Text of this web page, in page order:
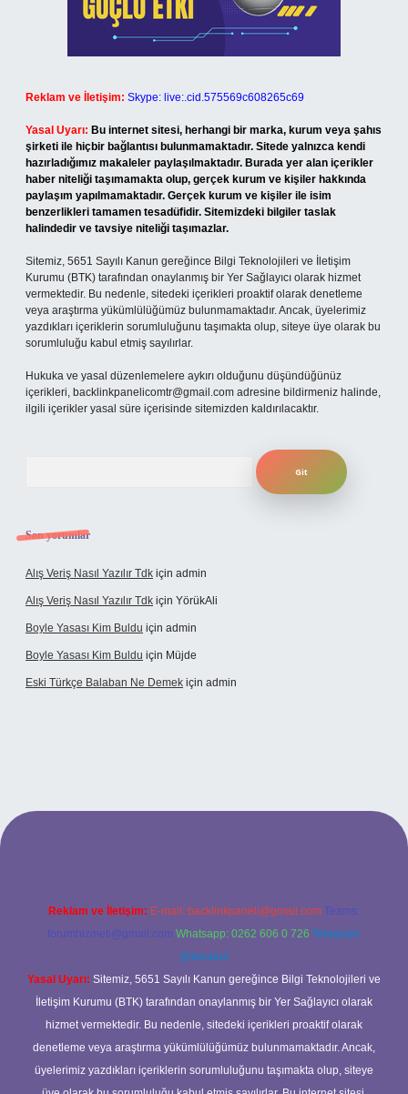
Reklam ve İletişim: Skype: live:.cid.575569c608265c69
Yasal Uyarı: Bu internet sitesi, herhangi bir marka, kurum veya şahıs
şirketi ile hiçbir bağlantısı bulunmamaktadır. Sitede yalnızca kendi
hazırladığımız makaleler paylaşılmaktadır. Burada yer alan içerikler
haber niteliği taşımamakta olup, gerçek kurum ve kişiler hakkında
paylaşım yapılmamaktadır. Gerçek kurum ve kişiler ile isim
benzerlikleri tamamen tesadüfidir. Sitemizdeki bilgiler taslak
halindedir ve tavsiye niteliği taşımazlar.
Sitemiz, 5651 Sayılı Kanun gereğince Bilgi Teknolojileri ve İletişim
Kurumu (BTK) tarafından onaylanmış bir Yer Sağlayıcı olarak hizmet
vermektedir. Bu nedenle, sitedeki içerikleri proaktif olarak denetleme
veya araştırma yükümlülüğümüz bulunmamaktadır. Ancak, üyelerimiz
yazdıkları içeriklerin sorumluluğunu taşımakta olup, siteye üye olarak bu
sorumluluğu kabul etmiş sayılırlar.
Hukuka ve yasal düzenlemelere aykırı olduğunu düşündüğünüz
içerikleri, backlinkpanelicomtr@gmail.com adresine bildirmeniz halinde,
ilgili içerikler yasal süre içerisinde sitemizden kaldırılacaktır.
Son yorumlar
Alış Veriş Nasıl Yazılır Tdk için admin
Alış Veriş Nasıl Yazılır Tdk için YörükAli
Boyle Yasası Kim Buldu için admin
Boyle Yasası Kim Buldu için Müjde
Eski Türkçe Balaban Ne Demek için admin
Reklam ve İletişim: E-mail: backlinkpaneli@gmail.com Teams:
forumhizmeti@gmail.com Whatsapp: 0262 606 0 726 Telegram:
@karabul
Yasal Uyarı: Sitemiz, 5651 Sayılı Kanun gereğince Bilgi Teknolojileri ve
İletişim Kurumu (BTK) tarafından onaylanmış bir Yer Sağlayıcı olarak
hizmet vermektedir. Bu nedenle, sitedeki içerikleri proaktif olarak
denetleme veya araştırma yükümlülüğümüz bulunmamaktadır. Ancak,
üyelerimiz yazdıkları içeriklerin sorumluluğunu taşımakta olup, siteye